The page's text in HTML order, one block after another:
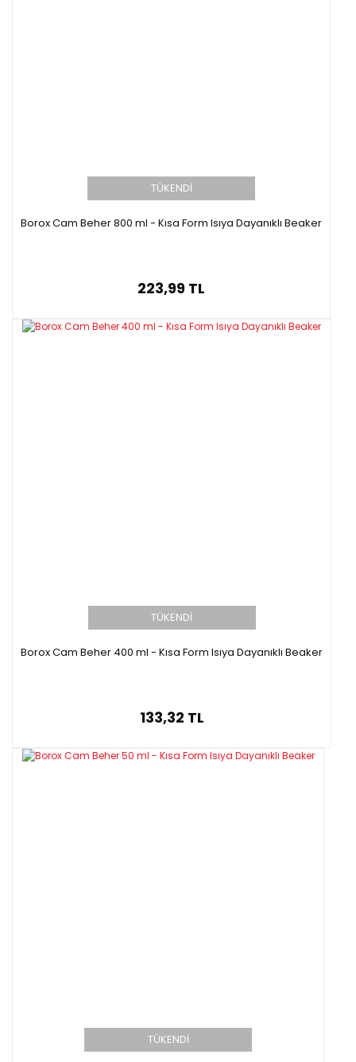
TÜKENDİ
Borox Cam Beher 800 ml - Kısa Form Isıya Dayanıklı Beaker
223,99 TL
TÜKENDİ
Borox Cam Beher 400 ml - Kısa Form Isıya Dayanıklı Beaker
133,32 TL
TÜKENDİ